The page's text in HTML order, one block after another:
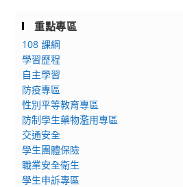
重點專區
108 課綱
學習歷程
自主學習
防疫專區
性別平等教育專區
防制學生藥物濫用專區
交通安全
學生團體保險
職業安全衛生
學生申訴專區